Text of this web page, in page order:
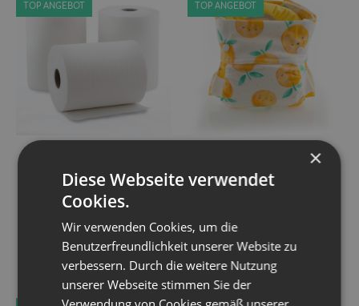
TOP ANGEBOT
Culla di Teby
*
TOP ANGEBOT
Innenwanne S-XL versch.
27,49 € -
×
Diese Webseite verwendet
Cookies.
Wir verwenden Cookies, um die
Benutzerfreundlichkeit unserer Website zu
verbessern. Durch die weitere Nutzung
unserer Webseite stimmen Sie der